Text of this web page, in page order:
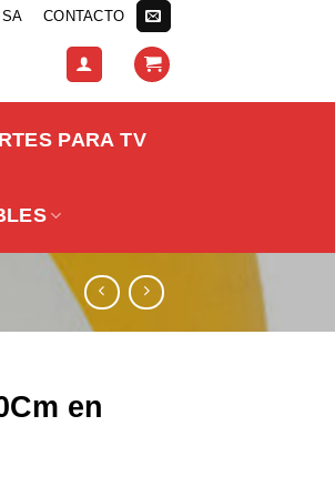
SA CONTACTO
PARA TV
en